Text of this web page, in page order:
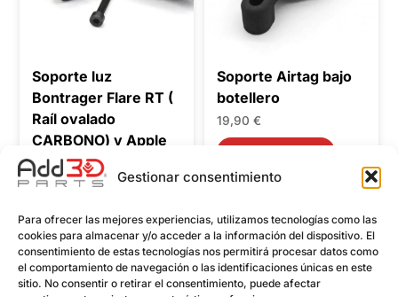
Gestionar consentimiento
Para ofrecer las mejores experiencias, utilizamos tecnologías como las
cookies para almacenar y/o acceder a la información del dispositivo. El
consentimiento de estas tecnologías nos permitirá procesar datos como
el comportamiento de navegación o las identificaciones únicas en este
sitio. No consentir o retirar el consentimiento, puede afectar
Soporte luz
Bontrager Flare RT (
Raíl ovalado
CARBONO) y Apple
Airtag
28,90 € El
original
era:
28,90 €.
27,90€El
actual
es:
27,90 €.
Añadir al carrito
Soporte Airtag bajo
botellero
19,90€